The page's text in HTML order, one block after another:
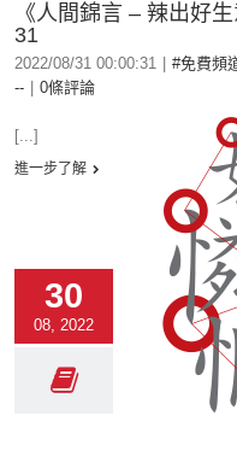
《人間錦言 – 辣出好
31
2022/08/31 00:00:31 #免費頻
--
0條評論
[...]
進一步了解
30
08, 2022